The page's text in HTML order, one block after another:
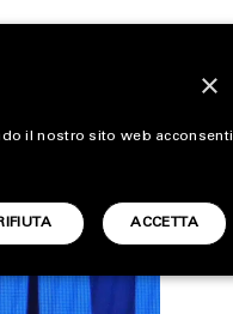
×
il nostro sito web acconsenti
ACCETTA